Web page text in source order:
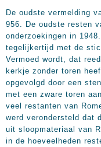
De oudste vermelding
956. De oudste resten
onderzoekingen in
tegelijkertijd met de
Vermoed wordt, dat
kerkje zonder toren
opgevolgd door een
met een zware toren
veel restanten van
werd verondersteld dat
uit sloopmateriaal van
in de hoeveelheden